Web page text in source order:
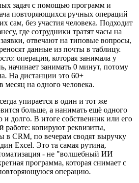
задач с помощью программ и
повторяющихся ручных операций
сам, без участия человека. Подходит
где сотрудники тратят часы на
отвечают на типовые вопросы,
данные из почты в таблицу.
операция, которая занимала у
начинает занимать 0 минут, потому
На дистанции это 60+
месяц на одного человека.
упирается в один и тот же
больше, а нанимать ещё одного
и долго. В итоге собственник или его
работе: копируют реквизиты,
в CRM, по вечерам сводят выручку
Excel. Это та самая рутина,
- не "волшебный ИИ
программа, которая снимает с
операцию.